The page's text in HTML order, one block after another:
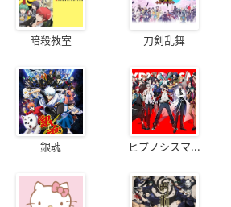
暗殺教室 刀剣乱舞
銀魂 ヒプノシスマ...